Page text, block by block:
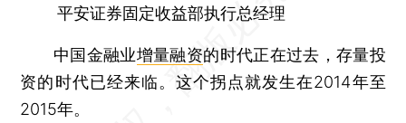
平安证券固定收益部执行总经理
中国金融业增量融资的时代正在过去，存量投
资的时代已经来临。这个拐点就发生在2014年至
2015年。